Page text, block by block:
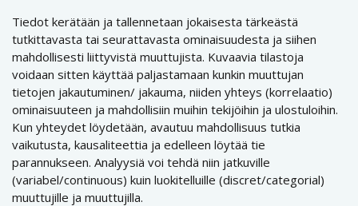
Tiedot kerätään ja tallennetaan jokaisesta tärkeästä
tutkittavasta tai seurattavasta ominaisuudesta ja siihen
mahdollisesti liittyvistä muuttujista. Kuvaavia tilastoja
voidaan sitten käyttää paljastamaan kunkin muuttujan
tietojen jakautuminen/ jakauma, niiden yhteys (korrelaatio)
ominaisuuteen ja mahdollisiin muihin tekijöihin ja ulostuloihin.
Kun yhteydet löydetään, avautuu mahdollisuus tutkia
vaikutusta, kausaliteettia ja edelleen löytää tie
parannukseen. Analyysiä voi tehdä niin jatkuville
(variabel/continuous) kuin luokitelluille (discret/categorial)
muuttujille ja muuttujilla.